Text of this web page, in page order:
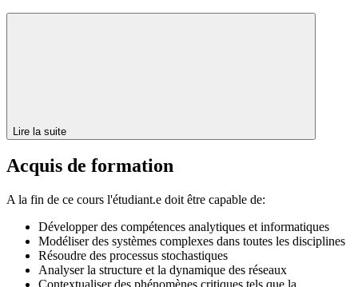
Lire la suite
Acquis de formation
A la fin de ce cours l'étudiant.e doit être capable de:
Développer des compétences analytiques et informatiques
Modéliser des systèmes complexes dans toutes les disciplines
Résoudre des processus stochastiques
Analyser la structure et la dynamique des réseaux